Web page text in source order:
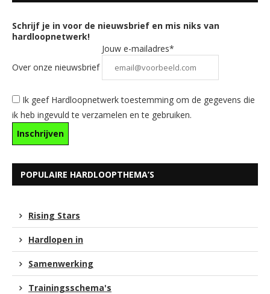
Schrijf je in voor de nieuwsbrief en mis niks van
hardloopnetwerk!
Over onze nieuwsbrief
Jouw e-mailadres*
Ik geef Hardloopnetwerk toestemming om de gegevens die
ik heb ingevuld te verzamelen en te gebruiken.
POPULAIRE HARDLOOPTHEMA’S
Rising Stars
Hardlopen in
Samenwerking
Trainingsschema's